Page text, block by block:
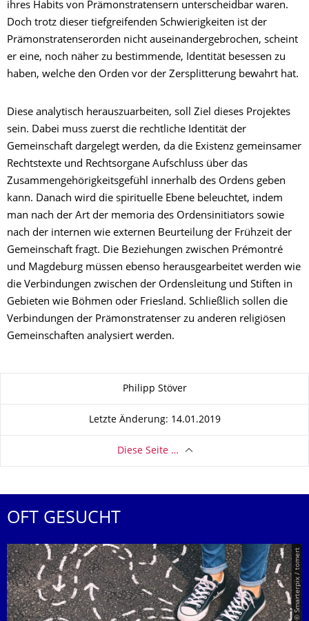
ihres Habits von Prämonstratensern unterscheidbar waren.
Doch trotz dieser tiefgreifenden Schwierigkeiten ist der
Prämonstratenserorden nicht auseinandergebrochen, scheint
er eine, noch näher zu bestimmende, Identität besessen zu
haben, welche den Orden vor der Zersplitterung bewahrt hat.
Diese analytisch herauszuarbeiten, soll Ziel dieses Projektes
sein. Dabei muss zuerst die rechtliche Identität der
Gemeinschaft dargelegt werden, da die Existenz gemeinsamer
Rechtstexte und Rechtsorgane Aufschluss über das
Zusammengehörigkeitsgefühl innerhalb des Ordens geben
kann. Danach wird die spirituelle Ebene beleuchtet, indem
man nach der Art der memoria des Ordensinitiators sowie
nach der internen wie externen Beurteilung der Frühzeit der
Gemeinschaft fragt. Die Beziehungen zwischen Prémontré
und Magdeburg müssen ebenso herausgearbeitet werden wie
die Verbindungen zwischen der Ordensleitung und Stiften in
Gebieten wie Böhmen oder Friesland. Schließlich sollen die
Verbindungen der Prämonstratenser zu anderen religiösen
Gemeinschaften analysiert werden.
Philipp Stöver
Letzte Änderung: 14.01.2019
Diese Seite …
OFT GESUCHT
© Smarterpix / tomert